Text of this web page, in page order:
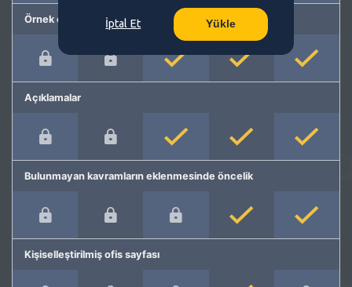
Örnek cümleler
Açıklamalar
Bulunmayan kavramların eklenmesinde öncelik
Kişiselleştirilmiş ofis sayfası
İptal Et Yükle